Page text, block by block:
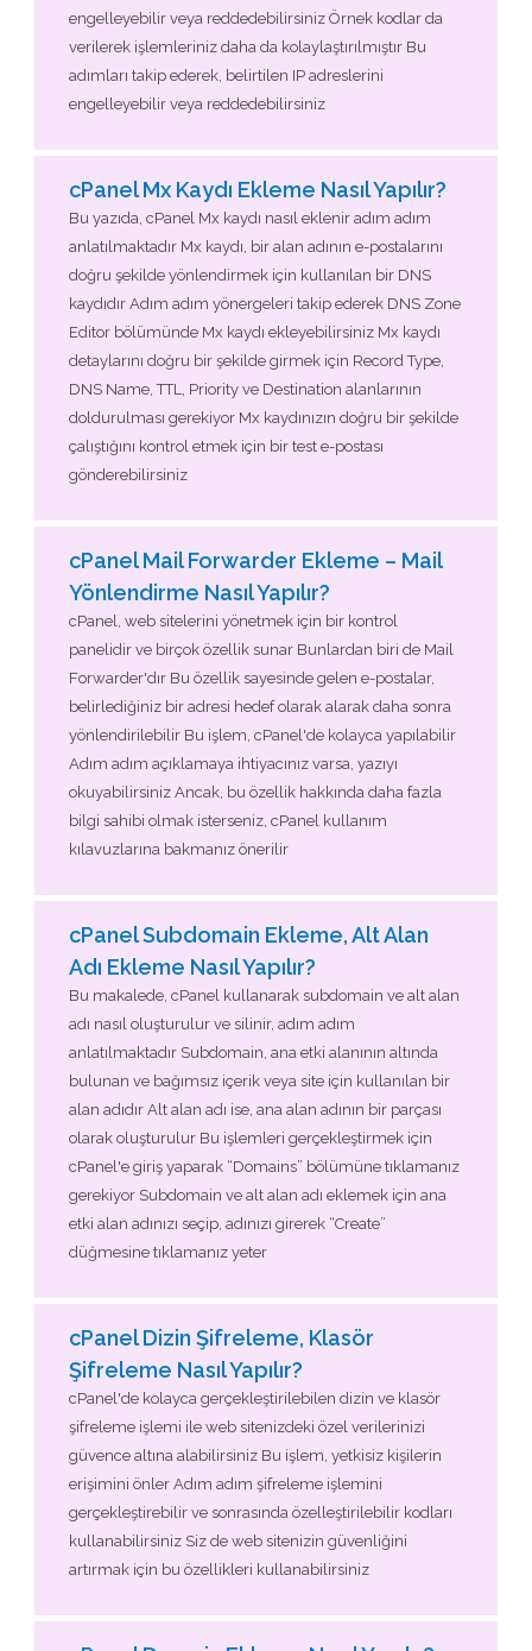
engelleyebilir veya reddedebilirsiniz Örnek kodlar da
verilerek işlemleriniz daha da kolaylaştırılmıştır Bu
adımları takip ederek, belirtilen IP adreslerini
engelleyebilir veya reddedebilirsiniz
cPanel Mx Kaydı Ekleme Nasıl Yapılır?
Bu yazıda, cPanel Mx kaydı nasıl eklenir adım adım
anlatılmaktadır Mx kaydı, bir alan adının e-postalarını
doğru şekilde yönlendirmek için kullanılan bir DNS
kaydıdır Adım adım yönergeleri takip ederek DNS Zone
Editor bölümünde Mx kaydı ekleyebilirsiniz Mx kaydı
detaylarını doğru bir şekilde girmek için Record Type,
DNS Name, TTL, Priority ve Destination alanlarının
doldurulması gerekiyor Mx kaydınızın doğru bir şekilde
çalıştığını kontrol etmek için bir test e-postası
gönderebilirsiniz
cPanel Mail Forwarder Ekleme – Mail
Yönlendirme Nasıl Yapılır?
cPanel, web sitelerini yönetmek için bir kontrol
panelidir ve birçok özellik sunar Bunlardan biri de Mail
Forwarder'dır Bu özellik sayesinde gelen e-postalar,
belirlediğiniz bir adresi hedef olarak alarak daha sonra
yönlendirilebilir Bu işlem, cPanel'de kolayca yapılabilir
Adım adım açıklamaya ihtiyacınız varsa, yazıyı
okuyabilirsiniz Ancak, bu özellik hakkında daha fazla
bilgi sahibi olmak isterseniz, cPanel kullanım
kılavuzlarına bakmanız önerilir
cPanel Subdomain Ekleme, Alt Alan
Adı Ekleme Nasıl Yapılır?
Bu makalede, cPanel kullanarak subdomain ve alt alan
adı nasıl oluşturulur ve silinir, adım adım
anlatılmaktadır Subdomain, ana etki alanının altında
bulunan ve bağımsız içerik veya site için kullanılan bir
alan adıdır Alt alan adı ise, ana alan adının bir parçası
olarak oluşturulur Bu işlemleri gerçekleştirmek için
cPanel'e giriş yaparak “Domains” bölümüne tıklamanız
gerekiyor Subdomain ve alt alan adı eklemek için ana
etki alan adınızı seçip, adınızı girerek “Create”
düğmesine tıklamanız yeter
cPanel Dizin Şifreleme, Klasör
Şifreleme Nasıl Yapılır?
cPanel'de kolayca gerçekleştirilebilen dizin ve klasör
şifreleme işlemi ile web sitenizdeki özel verilerinizi
güvence altına alabilirsiniz Bu işlem, yetkisiz kişilerin
erişimini önler Adım adım şifreleme işlemini
gerçekleştirebilir ve sonrasında özelleştirilebilir kodları
kullanabilirsiniz Siz de web sitenizin güvenliğini
artırmak için bu özellikleri kullanabilirsiniz